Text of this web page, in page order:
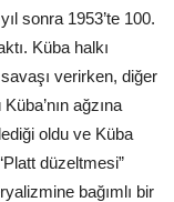
sonra 1953’te 100.
Küba halkı
verirken, diğer
ağzına
oldu ve Küba
düzeltmesi”
bağımlı bir